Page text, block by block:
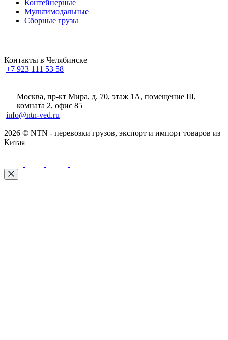
Контейнерные
Мультимодальные
Сборные грузы
Контакты в Челябинске
+7 923 111 53 58
Москва, пр-кт Мира, д. 70, этаж 1А, помещение III,
комната 2, офис 85
info@ntn-ved.ru
2026 © NTN - перевозки грузов, экспорт и импорт товаров из
Китая